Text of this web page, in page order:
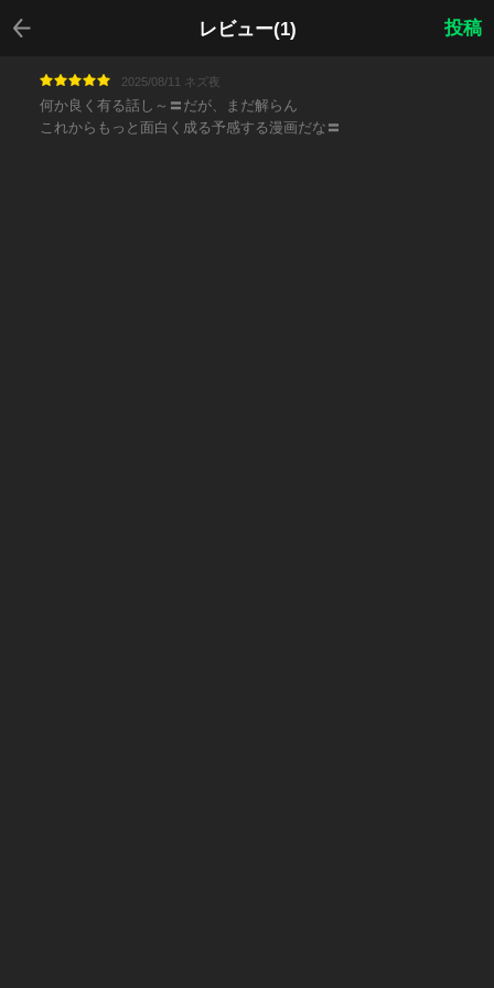
レビュー(1)
戻る
投稿
2025/08/11 ネズ夜
何か良く有る話し～〓だが、まだ解らん
これからもっと面白く成る予感する漫画だな〓